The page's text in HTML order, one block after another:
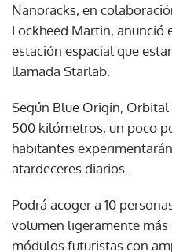
Nanoracks, en
Lockheed Martin, anunció
estación espacial que
llamada Starlab.
Según Blue Origin,
500 kilómetros, un poco
habitantes
atardeceres diarios.
Podrá acoger a 10
volumen ligeramente más
módulos futuristas con